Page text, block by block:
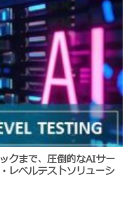
クまで、圧倒的なAIサー
レベルテストソリューシ